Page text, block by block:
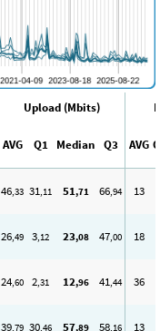
Upload (Mbits)
AVG Q1 Median Q3 AVG
46,33 31,11 51,71 66,94 13
26,49 3,12 23,08 47,00 18
24,60 2,31 12,96 41,44 36
39,79 30,46 57,89 58,16 13